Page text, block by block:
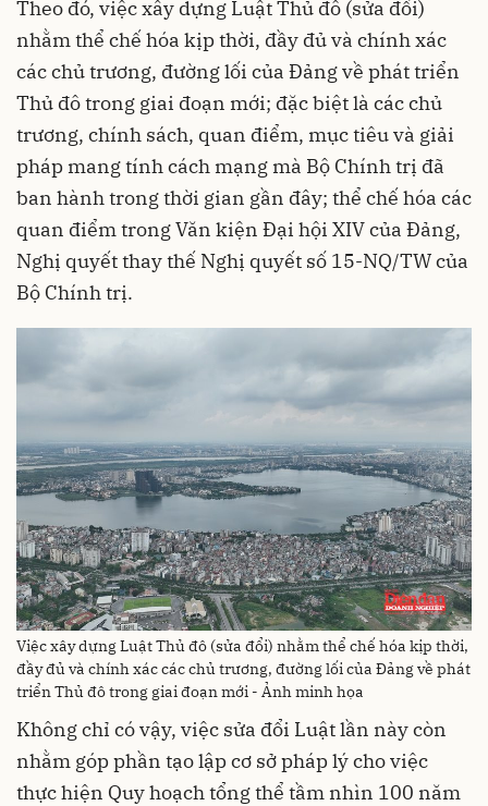
Theo đó, việc xây dựng Luật Thủ đô (sửa đổi)
nhằm thể chế hóa kịp thời, đầy đủ và chính xác
các chủ trương, đường lối của Đảng về phát triển
Thủ đô trong giai đoạn mới; đặc biệt là các chủ
trương, chính sách, quan điểm, mục tiêu và giải
pháp mang tính cách mạng mà Bộ Chính trị đã
ban hành trong thời gian gần đây; thể chế hóa các
quan điểm trong Văn kiện Đại hội XIV của Đảng,
Nghị quyết thay thế Nghị quyết số 15-NQ/TW của
Bộ Chính trị.
Việc xây dựng Luật Thủ đô (sửa đổi) nhằm thể chế hóa kịp thời,
đầy đủ và chính xác các chủ trương, đường lối của Đảng về phát
triển Thủ đô trong giai đoạn mới - Ảnh minh họa
Không chỉ có vậy, việc sửa đổi Luật lần này còn
nhằm góp phần tạo lập cơ sở pháp lý cho việc
thực hiện Quy hoạch tổng thể tầm nhìn 100 năm